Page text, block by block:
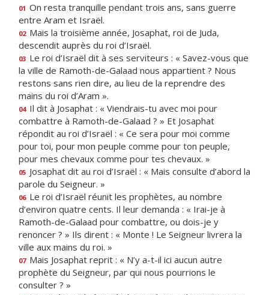
01 On resta tranquille pendant trois ans, sans guerre
entre Aram et Israël.
02 Mais la troisième année, Josaphat, roi de Juda,
descendit auprès du roi d’Israël.
03 Le roi d’Israël dit à ses serviteurs : « Savez-vous que
la ville de Ramoth-de-Galaad nous appartient ? Nous
restons sans rien dire, au lieu de la reprendre des
mains du roi d’Aram ».
04 Il dit à Josaphat : « Viendrais-tu avec moi pour
combattre à Ramoth-de-Galaad ? » Et Josaphat
répondit au roi d’Israël : « Ce sera pour moi comme
pour toi, pour mon peuple comme pour ton peuple,
pour mes chevaux comme pour tes chevaux. »
05 Josaphat dit au roi d’Israël : « Mais consulte d’abord la
parole du Seigneur. »
06 Le roi d’Israël réunit les prophètes, au nombre
d’environ quatre cents. Il leur demanda : « Irai-je à
Ramoth-de-Galaad pour combattre, ou dois-je y
renoncer ? » Ils dirent : « Monte ! Le Seigneur livrera la
ville aux mains du roi. »
07 Mais Josaphat reprit : « N’y a-t-il ici aucun autre
prophète du Seigneur, par qui nous pourrions le
consulter ? »